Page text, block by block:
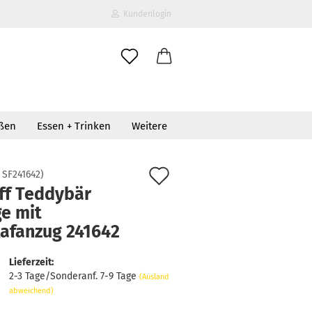
Kundenlogin
vergessen?
Essen + Trinken Weitere
SF241642)
Teddybär
mit
241642
Lieferzeit:
2-3 Tage/Sonderanf. 7-9 Tage (Ausland
abweichend)